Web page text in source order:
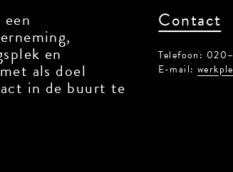
en
als doel
in de buurt te
Contact
Telefoon:
E-mail: